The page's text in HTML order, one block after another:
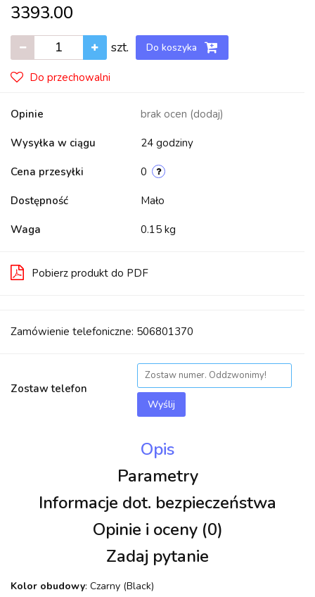
3393.00
szt. Do koszyka
Do przechowalni
Opinie brak ocen (dodaj)
Wysyłka w ciągu 24 godziny
Cena przesyłki 0
Dostępność Mało
Waga 0.15 kg
Pobierz produkt do PDF
Zamówienie telefoniczne: 506801370
Zostaw telefon
Wyślij
Opis
Parametry
Informacje dot. bezpieczeństwa
Opinie i oceny (0)
Zadaj pytanie
Kolor obudowy: Czarny (Black)